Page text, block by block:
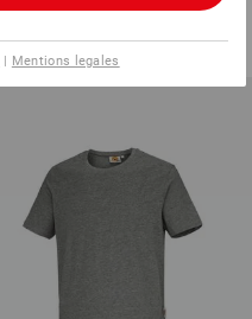
(TTC) à p. de 10 Pièces
| Mentions legales